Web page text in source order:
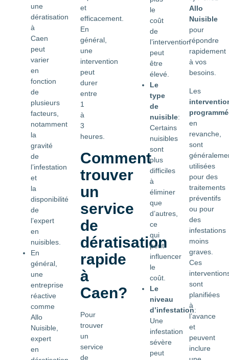
une
dératisation
à
Caen
peut
varier
en
fonction
de
plusieurs
facteurs,
notamment
la
gravité
de
l’infestation
et
la
disponibilité
de
l’expert
en
nuisibles.
En
général,
une
entreprise
réactive
comme
Allo
Nuisible,
expert
en
et
efficacement.
En
général,
une
intervention
peut
durer
entre
1
à
3
heures.
Comment
trouver
un
service
de
dératisation
rapide
à
Caen?
Pour
trouver
un
service
de
le
coût
de
l’intervention
peut
être
élevé.
Le
type
de
nuisible:
Certains
nuisibles
sont
plus
difficiles
à
éliminer
que
d’autres,
ce
qui
peut
influencer
le
coût.
Le
niveau
d’infestation:
Une
infestation
sévère
peut
Allo
Nuisible
pour
répondre
rapidement
à vos
besoins.
Les
en
revanche,
sont
utilisées
pour des
traitements
préventifs
ou pour
des
infestations
moins
graves.
Ces
sont
planifiées
à
l’avance
et
peuvent
inclure